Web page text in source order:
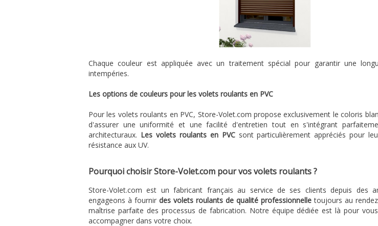
Chaque couleur est appliquée avec un traitement spécial pour garantir une
intempéries.
Les options de couleurs pour les volets roulants en PVC
Pour les volets roulants en PVC, Store-Volet.com propose exclusivement le coloris
d'assurer une uniformité et une facilité d'entretien tout en s'intégrant
architecturaux. Les volets roulants en PVCsont particulièrement appréciés pour
résistance aux UV.
Pourquoi choisir Store-Volet.com pour vos volets roulants ?
Store-Volet.com est un fabricant français au service de ses clients depuis des
engageons à fournir des volets roulants de qualité professionnelle toujours au
maîtrise parfaite des processus de fabrication. Notre équipe dédiée est là pour
accompagner dans votre choix.